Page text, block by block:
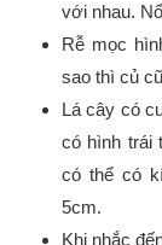
với nhau.
Rễ mọc
sao thì củ
Lá cây có
có hình trái
có thể có
5cm.
Khi nhắc